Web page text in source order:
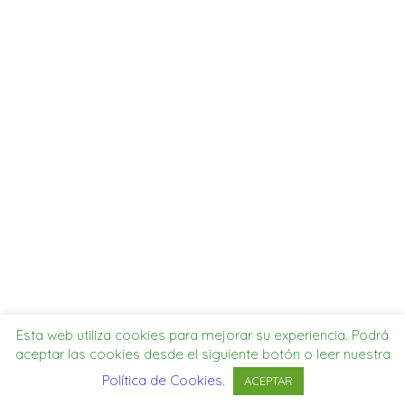
Esta web utiliza cookies para mejorar su experiencia. Podrá
aceptar las cookies desde el siguiente botón o leer nuestra
Política de Cookies. ACEPTAR